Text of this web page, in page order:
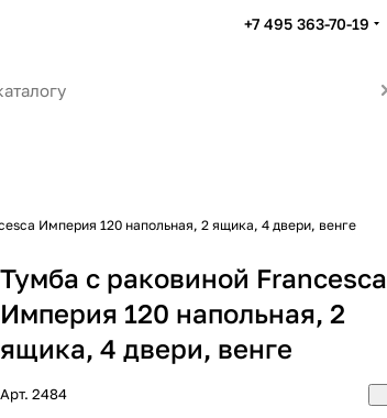
+7 495 363-70-19
Империя 120 напольная, 2 ящика, 4 двери, венге
Тумба с раковиной Francesca
Империя 120 напольная, 2
ящика, 4 двери, венге
Арт.2484